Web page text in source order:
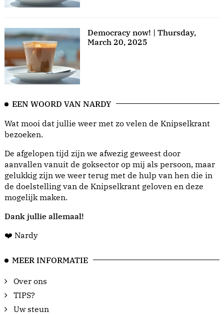
Democracy now! | Thursday,
March 20, 2025
EEN WOORD VAN NARDY
Wat mooi dat jullie weer met zo velen de Knipselkrant
bezoeken.
De afgelopen tijd zijn we afwezig geweest door
aanvallen vanuit de goksector op mij als persoon, maar
gelukkig zijn we weer terug met de hulp van hen die in
de doelstelling van de Knipselkrant geloven en deze
mogelijk maken.
Dank jullie allemaal!
❤️ Nardy
MEER INFORMATIE
Over ons
TIPS?
Uw steun